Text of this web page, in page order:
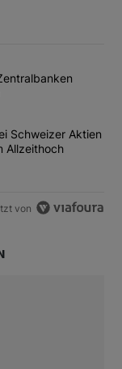
kommentierten
tiefe Nachfrage der
Insurance:
Schweizer Aktien
Allzeithoch
von